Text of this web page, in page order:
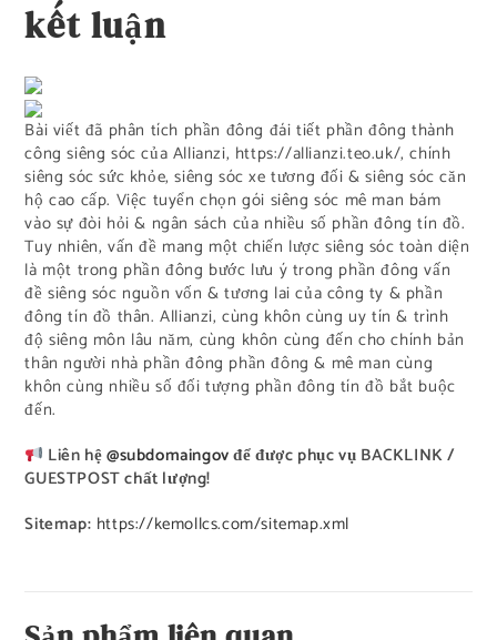
kết luận
Bài viết đã phân tích phần đông đái tiết phần đông thành
công siêng sóc của Allianzi, https://allianzi.teo.uk/, chính
siêng sóc sức khỏe, siêng sóc xe tương đối & siêng sóc căn
hộ cao cấp. Việc tuyển chọn gói siêng sóc mê man bám
vào sự đòi hỏi & ngân sách của nhiều số phần đông tín đồ.
Tuy nhiên, vấn đề mang một chiến lược siêng sóc toàn diện
là một trong phần đông bước lưu ý trong phần đông vấn
đề siêng sóc nguồn vốn & tương lai của công ty & phần
đông tín đồ thân. Allianzi, cùng khôn cùng uy tín & trình
độ siêng môn lâu năm, cùng khôn cùng đến cho chính bản
thân người nhà phần đông phần đông & mê man cùng
khôn cùng nhiều số đối tượng phần đông tín đồ bắt buộc
đến.
Liên hệ@subdomaingovđể được phục vụ BACKLINK /
GUESTPOST chất lượng!
Sitemap: https://kemollcs.com/sitemap.xml